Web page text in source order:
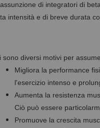
di integratori di
intensità e di breve durata
sono diversi motivi per
Migliora la performance
l'esercizio intenso e
Aumenta la resistenza
Ciò può essere
Promuove la crescita